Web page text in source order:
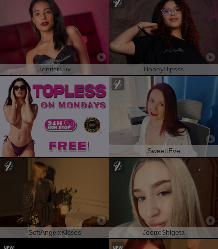
JeniferLux HoneyHipsss
SweettEve
SoftAngelxKisses JoetteShigeta